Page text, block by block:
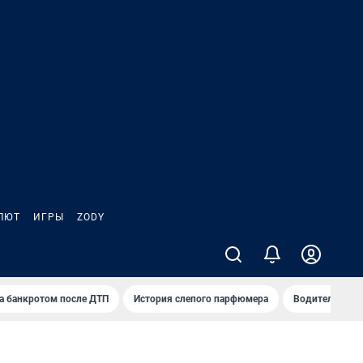
ИГРЫ ZODY
банкротом после ДТП История слепого парфюмера Водители